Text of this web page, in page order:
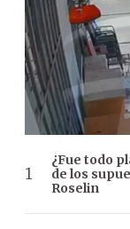
¿Fue todo
de los
Roselin